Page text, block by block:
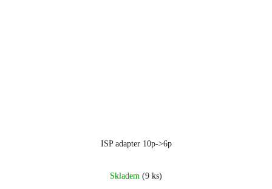
ISP adapter 10p->6p
Skladem (9 ks)